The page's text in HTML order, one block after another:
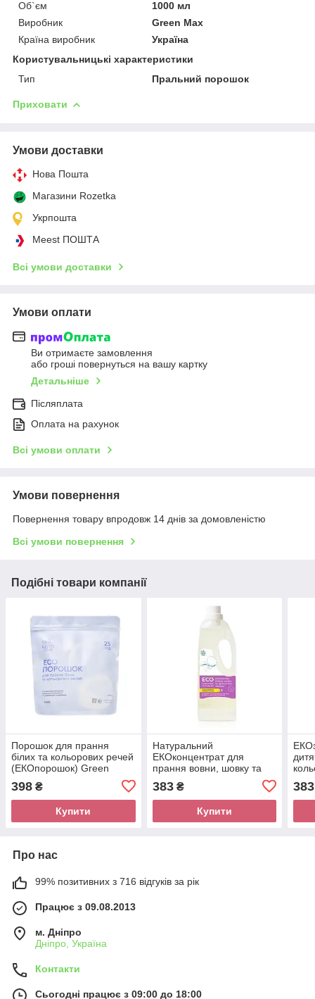
Об`єм
1000 мл
Виробник
Green Max
Країна виробник
Україна
Користувальницькі характеристики
Тип
Пральний порошок
Приховати
Умови доставки
Нова Пошта
Магазини Rozetka
Укрпошта
Meest ПОШТА
Всі умови доставки
Умови оплати
Ви отримаєте замовлення
або гроші повернуться на вашу картку
Детальніше
Післяплата
Оплата на рахунок
Всі умови оплати
Умови повернення
Повернення товару впродовж 14 днів за домовленістю
Всі умови повернення
Подібні товари компанії
Порошок для прання
білих та кольорових речей
(ЕКОпорошок) Green
398 ₴
Купити
Натуральний
EКОконцентрат для
прання вовни, шовку та
делікатних тканин, Green
Max 1л
383₴
Купити
383
Про нас
99% позитивних з 716 відгуків за рік
Працює з 09.08.2013
м. Дніпро
Дніпро, Україна
Контакти
Сьогодні працює з 09:00 до 18:00